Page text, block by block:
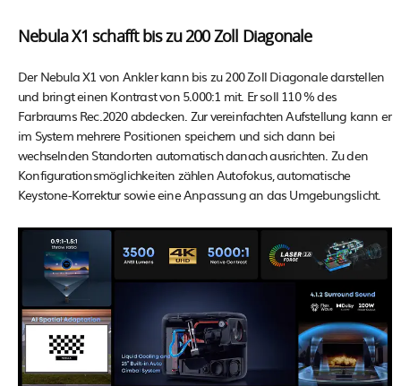
Nebula X1 schafft bis zu 200 Zoll Diagonale
Der Nebula X1 von Ankler kann bis zu 200 Zoll Diagonale darstellen
und bringt einen Kontrast von 5.000:1 mit. Er soll 110 % des
Farbraums Rec.2020 abdecken. Zur vereinfachten Aufstellung kann er
im System mehrere Positionen speichern und sich dann bei
wechselnden Standorten automatisch danach ausrichten. Zu den
Konfigurationsmöglichkeiten zählen Autofokus, automatische
Keystone-Korrektur sowie eine Anpassung an das Umgebungslicht.